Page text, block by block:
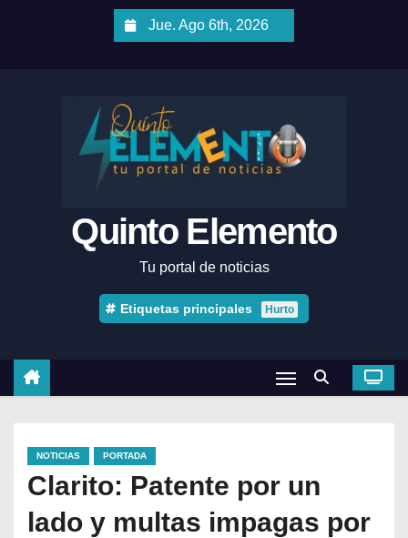
Jue. Ago 6th, 2026
Quinto Elemento
Tu portal de noticias
Etiquetas principales Hurto
NOTICIAS PORTADA
Clarito: Patente por un
lado y multas impagas por